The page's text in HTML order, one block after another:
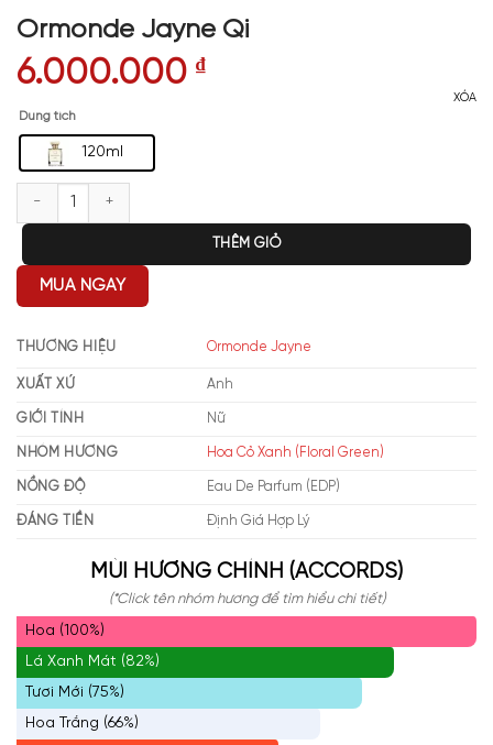
Ormonde Jayne Qi
6.000.000 ₫
Dung tích
120ml
XÓA
Ormonde Jayne Qi số lượng
THÊM GIỎ
MUA NGAY
THƯƠNG HIỆU Ormonde Jayne
XUẤT XỨ Anh
GIỚI TÍNH Nữ
NHÓM HƯƠNG Hoa Cỏ Xanh (Floral Green)
NỒNG ĐỘ Eau De Parfum (EDP)
ĐÁNG TIỀN Định Giá Hợp Lý
MÙI HƯƠNG CHÍNH (ACCORDS)
(*Click tên nhóm hương để tìm hiểu chi tiết)
Hoa (100%)
Lá Xanh Mát (82%)
Tươi Mới (75%)
Hoa Trắng (66%)